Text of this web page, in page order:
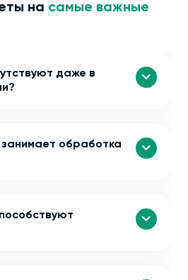
на самые важные
даже в
обработка